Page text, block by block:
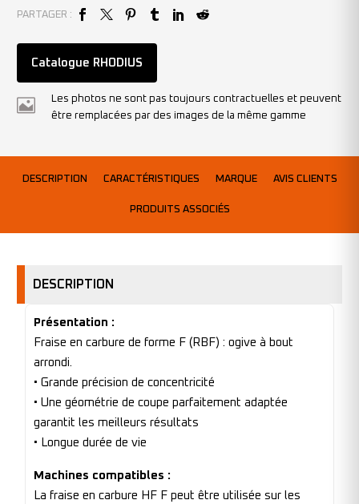
PARTAGER :
Catalogue RHODIUS
Les photos ne sont pas toujours contractuelles et peuvent
être remplacées par des images de la même gamme
DESCRIPTION CARACTÉRISTIQUES MARQUE AVIS CLIENTS
PRODUITS ASSOCIÉS
DESCRIPTION
Présentation :
Fraise en carbure de forme F (RBF) : ogive à bout
arrondi.
• Grande précision de concentricité
• Une géométrie de coupe parfaitement adaptée
garantit les meilleurs résultats
• Longue durée de vie
Machines compatibles :
La fraise en carbure HF F peut être utilisée sur les